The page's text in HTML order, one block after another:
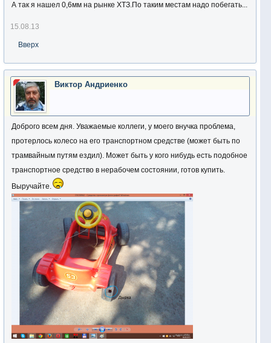
А так я нашел 0,6мм на рынке ХТЗ.По таким местам надо побегать...
15.08.13
Вверх
Виктор Андриенко
Доброго всем дня. Уважаемые коллеги, у моего внучка проблема,
протерлось колесо на его транспортном средстве (может быть по
трамвайным путям ездил). Может быть у кого нибудь есть подобное
транспортное средство в нерабочем состоянии, готов купить.
Выручайте.